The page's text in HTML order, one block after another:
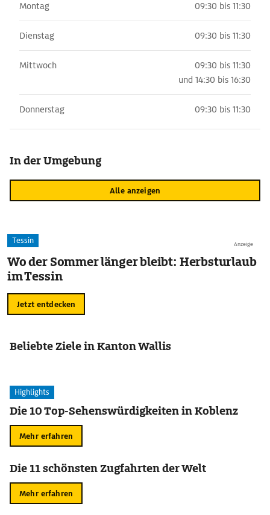
Montag 09:30 bis 11:30
Dienstag 09:30 bis 11:30
Mittwoch
09:30 bis 11:30
und 14:30 bis 16:30
Donnerstag 09:30 bis 11:30
In der Umgebung
Alle anzeigen
Anzeige
Tessin
Wo der Sommer länger bleibt: Herbsturlaub
im Tessin
Jetzt entdecken
Beliebte Ziele in Kanton Wallis
Highlights
Die 10 Top-Sehenswürdigkeiten in Koblenz
Mehr erfahren
Die 11 schönsten Zugfahrten der Welt
Mehr erfahren